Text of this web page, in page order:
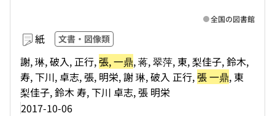
紙 文書・図像類
謝, 琳, 破入, 正行,張, 一鼎, 蒋, 翠萍, 東, 梨佳子, 鈴木,
寿, 下川, 卓志, 張, 明栄, 謝 琳, 破入 正行,張 一鼎, 東
梨佳子, 鈴木 寿, 下川 卓志, 張 明栄
2017-10-06
全国の図書館